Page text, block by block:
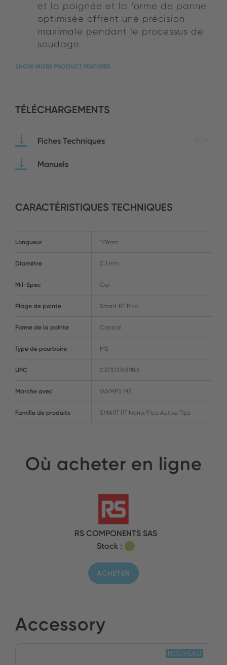
et la poignée et la forme de panne
optimisée offrent une précision
maximale pendant le processus de
soudage.
SHOW MORE PRODUCT FEATURES
TÉLÉCHARGEMENTS
Fiches Techniques
Manuels
CARACTÉRISTIQUES TECHNIQUES
Longueur 17.9mm
Diamètre 0.1 mm
Mil-Spec Oui
Plage de pointe Smart RT Pico
Forme de la pointe Conical
Type de pourboire MS
UPC 037103368980
Marche avec WXMPS MS
Famille de produits SMART RT Nano/Pico Active Tips
Où acheter en ligne
RS COMPONENTS SAS
Stock :
ACHETER
Accessory
NOUVEAU